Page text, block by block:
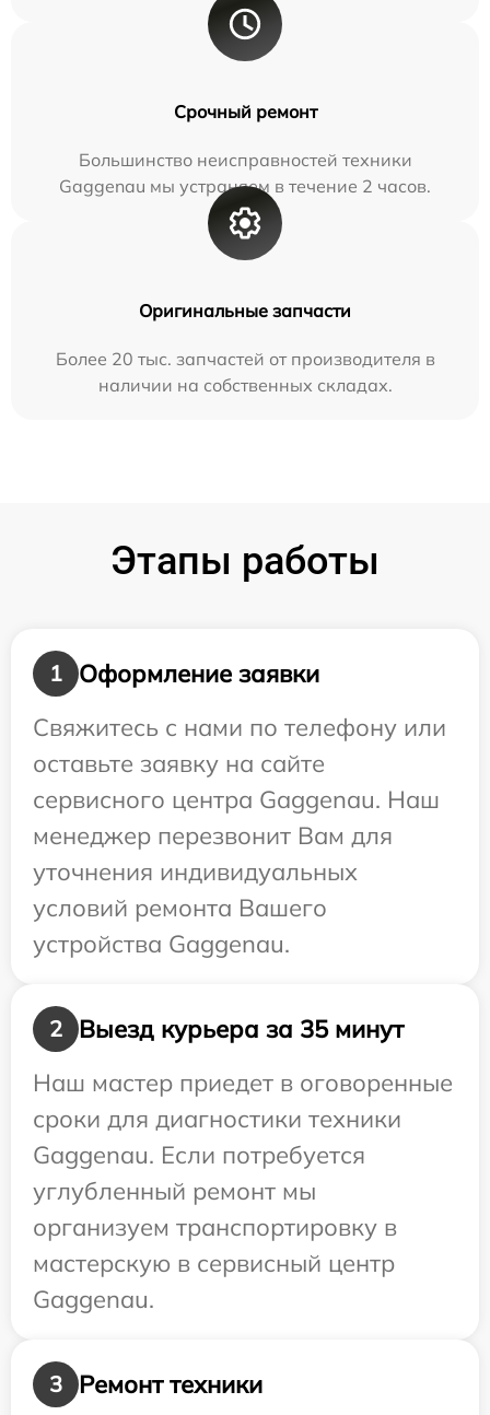
Срочный ремонт
Большинство неисправностей техники
Gaggenau мы устраняем в течение 2 часов.
Оригинальные запчасти
Более 20 тыс. запчастей от производителя в
наличии на собственных складах.
Этапы работы
1
Оформление заявки
Свяжитесь с нами по телефону или
оставьте заявку на сайте
сервисного центра Gaggenau. Наш
менеджер перезвонит Вам для
уточнения индивидуальных
условий ремонта Вашего
устройства Gaggenau.
2
Выезд курьера за 35 минут
Наш мастер приедет в оговоренные
сроки для диагностики техники
Gaggenau. Если потребуется
углубленный ремонт мы
организуем транспортировку в
мастерскую в сервисный центр
Gaggenau.
3 Ремонт техники